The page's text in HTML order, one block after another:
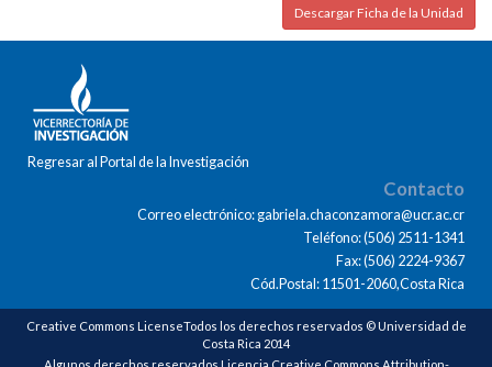
Descargar Ficha de la Unidad
Regresar al Portal de la Investigación
Contacto
Correo electrónico: gabriela.chaconzamora@ucr.ac.cr
Teléfono: (506) 2511-1341
Fax: (506) 2224-9367
Cód.Postal: 11501-2060,Costa Rica
Creative Commons LicenseTodos los derechos reservados © Universidad de
Costa Rica 2014